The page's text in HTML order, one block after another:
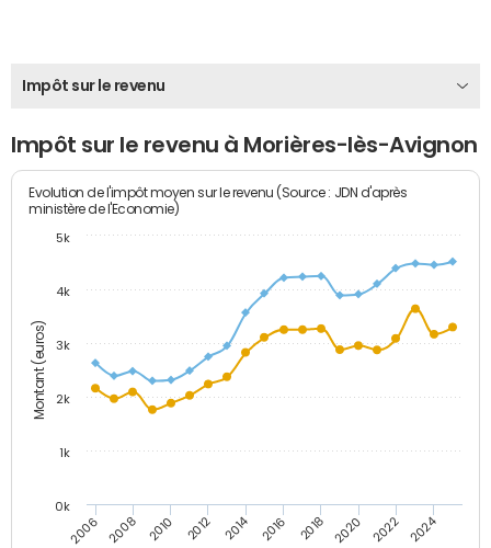
Impôt sur le revenu
Impôt sur le revenu à Morières-lès-Avignon
Montant (euros)
Evolution de l'impôt moyen sur le revenu (Source : JDN d'après
ministère de l'Economie)
2006 2008 2010 2012 2014 2016 2018 2020 2022 2024
0k
1k
2k
3k
4k
5k